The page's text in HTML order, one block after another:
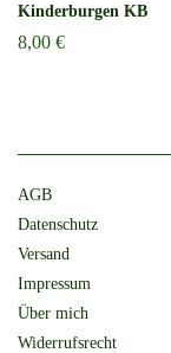
Kinderburgen KB
8,00 €
AGB
Datenschutz
Versand
Impressum
Über mich
Widerrufsrecht